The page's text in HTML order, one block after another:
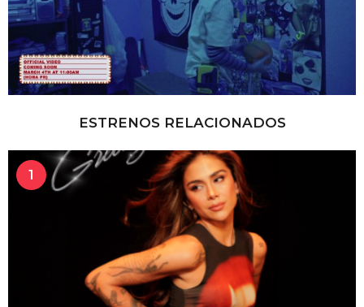
ESTRENOS RELACIONADOS
1